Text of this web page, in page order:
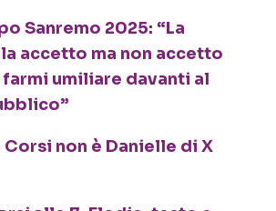
Sanremo 2025: “La
accetto ma non accetto
umiliare davanti al
Corsi non è Danielle di X